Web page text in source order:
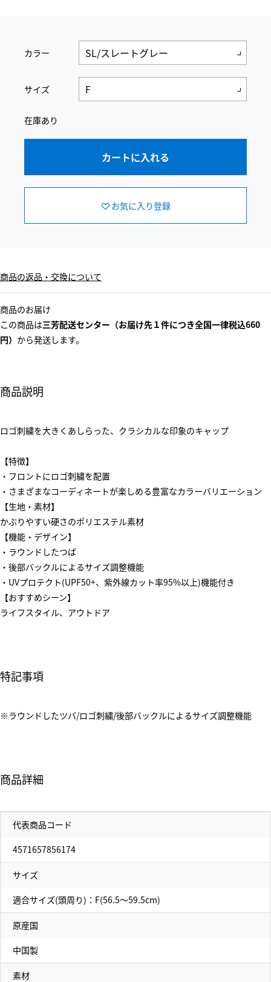
カラー
サイズ
在庫あり
カートに入れる
お気に入り登録
商品の返品・交換について
商品のお届け
この商品は三芳配送センター（お届け先１件につき全国一律税込660
円） から発送します。
商品説明
ロゴ刺繍を大きくあしらった、クラシカルな印象のキャップ
【特徴】
・フロントにロゴ刺繍を配置
・さまざまなコーディネートが楽しめる豊富なカラーバリエーション
【生地・素材】
かぶりやすい硬さのポリエステル素材
【機能・デザイン】
・ラウンドしたつば
・後部バックルによるサイズ調整機能
・UVプロテクト(UPF50+、紫外線カット率95%以上)機能付き
【おすすめシーン】
ライフスタイル、アウトドア
特記事項
※ラウンドしたツバ/ロゴ刺繍/後部バックルによるサイズ調整機能
商品詳細
代表商品コード
4571657856174
サイズ
適合サイズ(頭周り)：F(56.5～59.5cm)
原産国
中国製
素材